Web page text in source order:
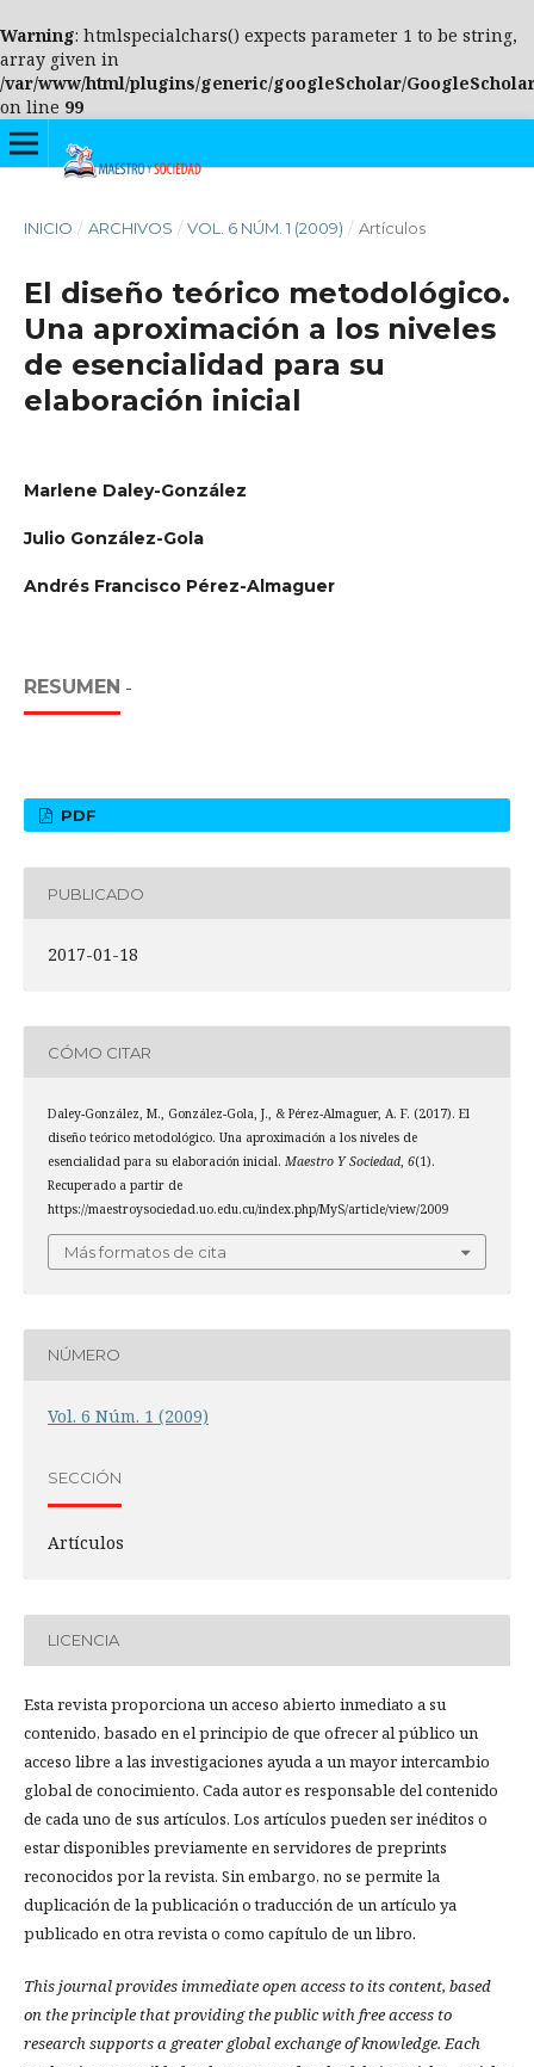
Warning: htmlspecialchars() expects parameter 1 to be string,
array given in
/var/www/html/plugins/generic/googleScholar/
on line 99
INICIO / ARCHIVOS / VOL. 6 NÚM. 1 (2009) / Artículos
El diseño teórico metodológico.
Una aproximación a los niveles
de esencialidad para su
elaboración inicial
Marlene Daley-González
Julio González-Gola
Andrés Francisco Pérez-Almaguer
RESUMEN -
PDF
PUBLICADO
2017-01-18
CÓMO CITAR
Daley-González, M., González-Gola, J., & Pérez-Almaguer, A. F. (2017). El
diseño teórico metodológico. Una aproximación a los niveles de
esencialidad para su elaboración inicial. Maestro Y Sociedad, 6(1).
Recuperado a partir de
https://maestroysociedad.uo.edu.cu/index.php/MyS/article/view/2009
Más formatos de cita
NÚMERO
Vol. 6 Núm. 1 (2009)
SECCIÓN
Artículos
LICENCIA
Esta revista proporciona un acceso abierto inmediato a su
contenido, basado en el principio de que ofrecer al público un
acceso libre a las investigaciones ayuda a un mayor intercambio
global de conocimiento. Cada autor es responsable del contenido
de cada uno de sus artículos. Los artículos pueden ser inéditos o
estar disponibles previamente en servidores de preprints
reconocidos por la revista. Sin embargo, no se permite la
duplicación de la publicación o traducción de un artículo ya
publicado en otra revista o como capítulo de un libro.
This journal provides immediate open access to its content, based
on the principle that providing the public with free access to
research supports a greater global exchange of knowledge. Each